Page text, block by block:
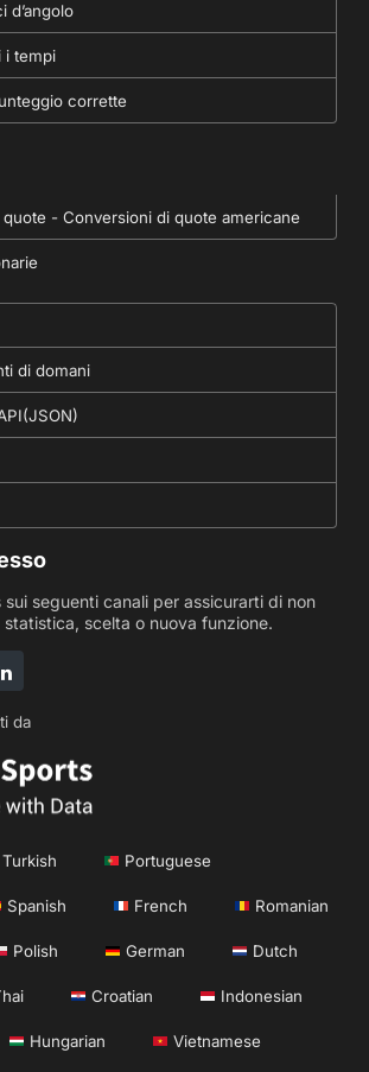
d’angolo
i tempi
corrette
- Conversioni di quote americane
di domani
sui seguenti canali per assicurarti di non
statistica, scelta o nuova funzione.
da
Turkish Portuguese
Spanish French Romanian
Polish German Dutch
Croatian Indonesian
Hungarian Vietnamese